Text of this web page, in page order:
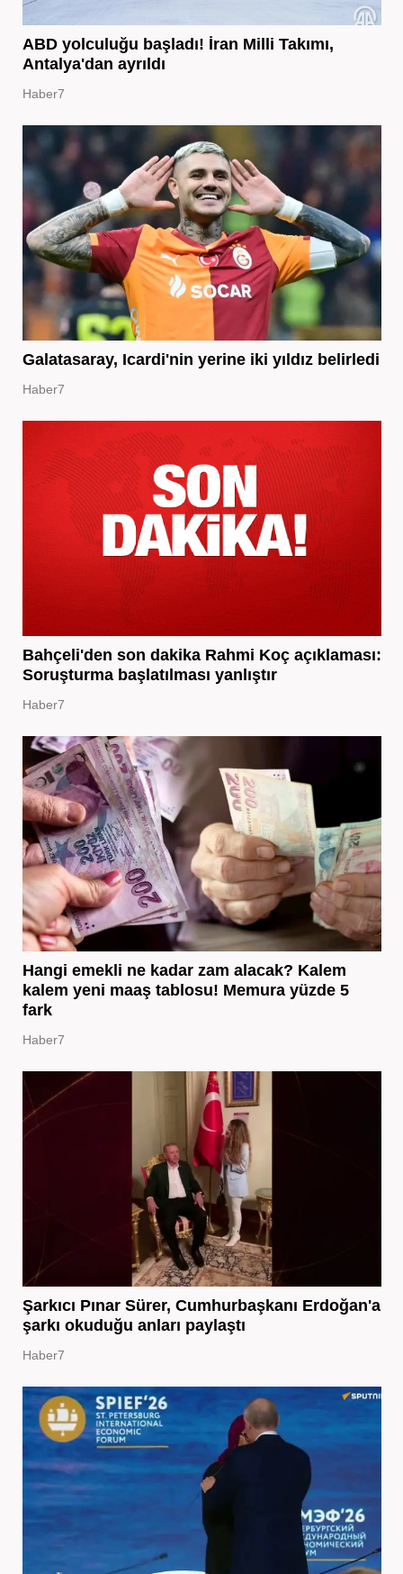
ABD yolculuğu başladı! İran Milli Takımı,
Antalya'dan ayrıldı
Haber7
Galatasaray, Icardi'nin yerine iki yıldız belirledi
Haber7
Bahçeli'den son dakika Rahmi Koç açıklaması:
Soruşturma başlatılması yanlıştır
Haber7
Hangi emekli ne kadar zam alacak? Kalem
kalem yeni maaş tablosu! Memura yüzde 5
fark
Haber7
Şarkıcı Pınar Sürer, Cumhurbaşkanı Erdoğan'a
şarkı okuduğu anları paylaştı
Haber7